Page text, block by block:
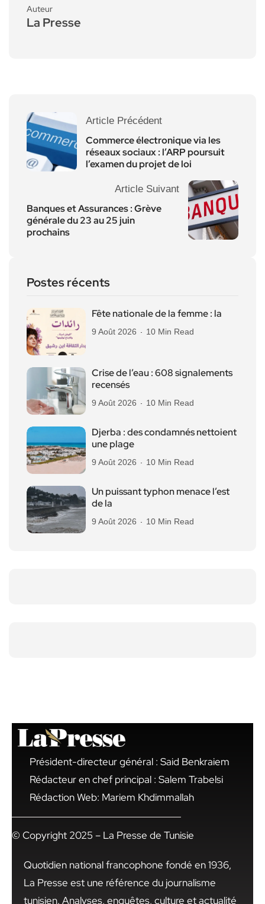
Auteur
La Presse
Article Précédent
Commerce électronique via les
réseaux sociaux : l’ARP poursuit
l’examen du projet de loi
Article Suivant
Banques et Assurances : Grève
générale du 23 au 25 juin
prochains
Postes récents
Fête nationale de la femme : la
9 Août 2026 10 Min Read
Crise de l’eau : 608 signalements
recensés
9 Août 2026 10 Min Read
Djerba : des condamnés nettoient
une plage
9 Août 2026 10 Min Read
Un puissant typhon menace l’est
de la
9 Août 2026 10 Min Read
Président-directeur général : Said Benkraiem
Rédacteur en chef principal : Salem Trabelsi
Rédaction Web: Mariem Khdimmallah
© Copyright 2025 – La Presse de Tunisie
Quotidien national francophone fondé en 1936,
La Presse est une référence du journalisme
tunisien. Analyses, enquêtes, culture et actualité